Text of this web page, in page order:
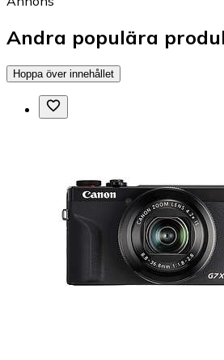
Andra populära
Hoppa över innehållet